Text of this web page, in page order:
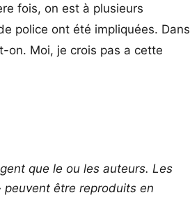
fois, on est à plusieurs
police ont été impliquées. Dans
on. Moi, je crois pas a cette
que le ou les auteurs. Les
peuvent être reproduits en